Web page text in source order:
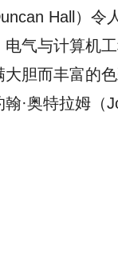
Hall）令
气与计算机
胆而丰富的
·奥特拉姆（